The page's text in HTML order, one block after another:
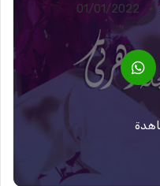
01/01/2022